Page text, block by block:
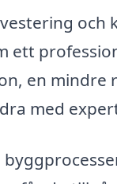
och
en mindre
med